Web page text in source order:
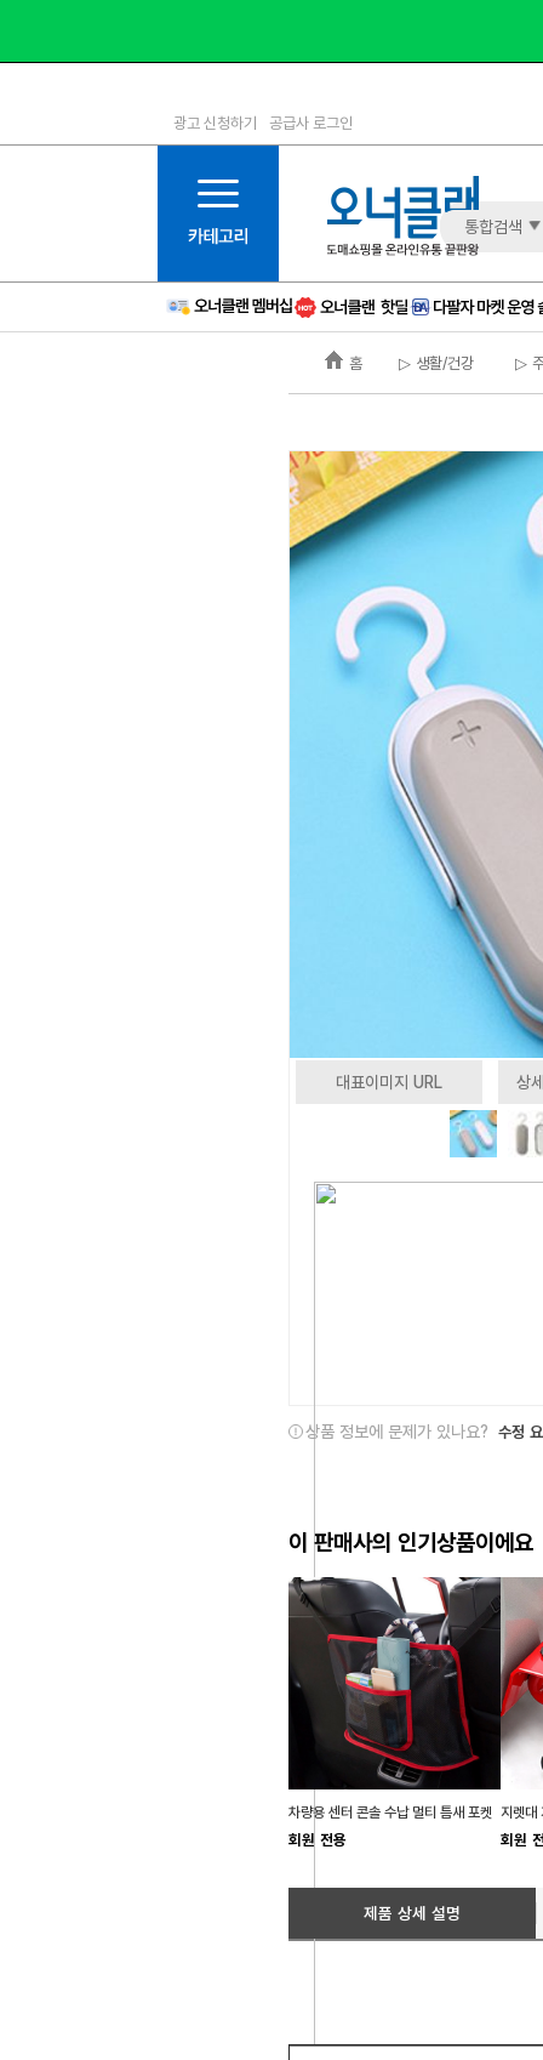
1등급
6등급
11등급
12등급
15등급
16등급
광고 신청하기 공급사 로그인
통합검색
홈 ▷ 생활/건강 ▷
대표이미지 URL 상
상품 정보에 문제가 있나요? 수정
이 판매사의 인기상품이에요
차량용 센터 콘솔 수납 멀티 틈새 포켓
회원 전용 회원
제품 상세 설명